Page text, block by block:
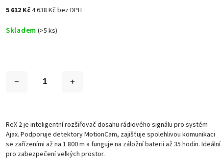
5 612 Kč4 638 Kč bez DPH
Skladem (>5 ks)
ReX 2 je inteligentní rozšiřovač dosahu rádiového signálu pro systém
Ajax. Podporuje detektory MotionCam, zajišťuje spolehlivou komunikaci
se zařízeními až na 1 800 m a funguje na záložní baterii až 35 hodin. Ideální
pro zabezpečení velkých prostor.